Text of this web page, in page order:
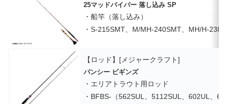
25マッドバイパー 落し込み SP
・船竿（落し込み）
・S-215SMT、M/MH-240SMT、MH/H-
【ロッド】[メジャークラフト]
バンシー ビギンズ
・エリアトラウト用ロッド
・BFBS-（562SUL、5112SUL、602UL、